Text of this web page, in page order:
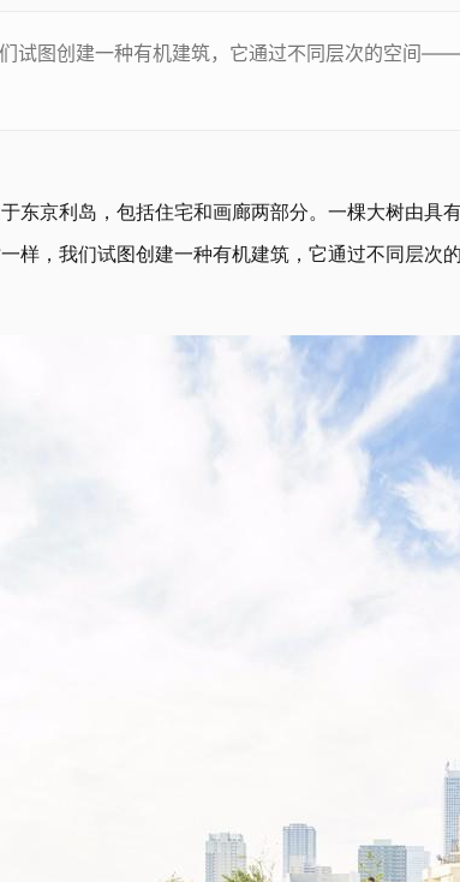
试图创建一种有机建筑，它通过不同层次的空间
东京利岛，包括住宅和画廊两部分。一棵大树由具
样，我们试图创建一种有机建筑，它通过不同层